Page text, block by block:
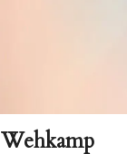
Wehkamp